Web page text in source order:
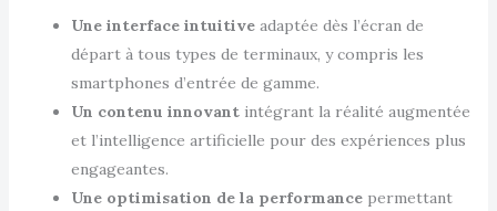
Une interface intuitiveadaptée dès l’écran de
départ à tous types de terminaux, y compris les
smartphones d’entrée de gamme.
Un contenu innovantintégrant la réalité augmentée
et l’intelligence artificielle pour des expériences plus
engageantes.
Une optimisation de la performancepermettant